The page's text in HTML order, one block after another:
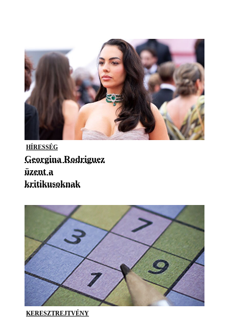
HÍRESSÉG
Georgina Rodriguez
üzent a
kritikusoknak
KERESZTREJTVÉNY